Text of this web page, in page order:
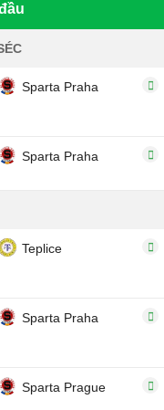
Sparta Praha
Sparta Praha
Teplice
Sparta Praha
Sparta Prague